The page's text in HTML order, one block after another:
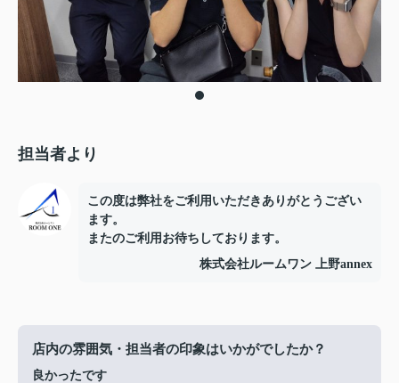
担当者より
この度は弊社をご利用いただきありがとうござい
ます。
またのご利用お待ちしております。
株式会社ルームワン 上野annex
店内の雰囲気・担当者の印象はいかがでしたか？
良かったです